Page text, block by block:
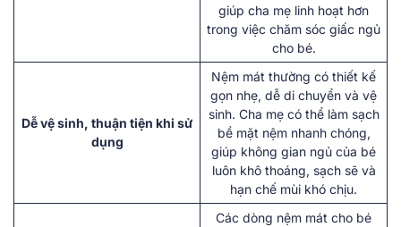
giúp cha mẹ linh hoạt hơn
trong việc chăm sóc giấc ngủ
cho bé.
Dễ vệ sinh, thuận tiện khi sử
dụng
Nệm mát thường có thiết kế
gọn nhẹ, dễ di chuyển và vệ
sinh. Cha mẹ có thể làm sạch
bề mặt nệm nhanh chóng,
giúp không gian ngủ của bé
luôn khô thoáng, sạch sẽ và
hạn chế mùi khó chịu.
Các dòng nệm mát cho bé